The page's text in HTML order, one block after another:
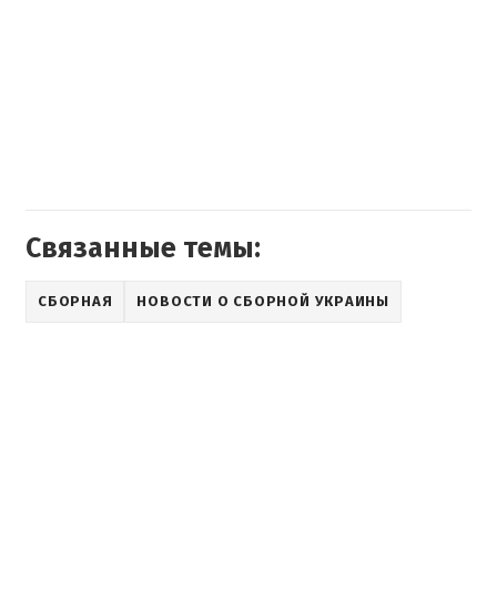
Связанные темы:
СБОРНАЯ НОВОСТИ О СБОРНОЙ УКРАИНЫ